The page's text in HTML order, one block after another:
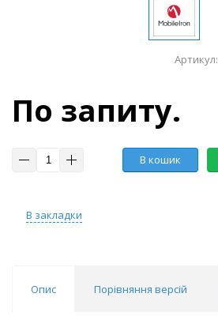
Артикул:
По запиту.
В кошик
В закладки
Опис Порівняння версій